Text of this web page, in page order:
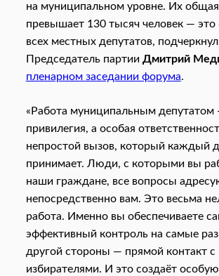
на муниципальном уровне. Их
превышает 130 тысяч человек — это
всех местных депутатов, подчеркнул
Председатель партии Дмитрий
пленарном заседании форума.
«Работа муниципальным депутатом
привилегия, а особая
непростой вызов, который каждый
принимает. Люди, с которыми вы
наши граждане, все вопросы
непосредственно вам. Это весьма
работа. Именно вы обеспечиваете
эффективный контроль на самые
другой стороны — прямой контакт с
избирателями. И это создаёт